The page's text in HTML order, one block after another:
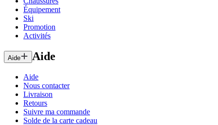
Équipement
Ski
Promotion
Activités
Aide Aide
Aide
Nous contacter
Livraison
Retours
Suivre ma commande
Solde de la carte cadeau